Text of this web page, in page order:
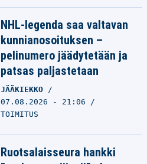
NHL-legenda saa valtavan
kunnianosoituksen –
pelinumero jäädytetään ja
patsas paljastetaan
JÄÄKIEKKO
07.08.2026 - 21:06
TOIMITUS
Ruotsalaisseura hankki